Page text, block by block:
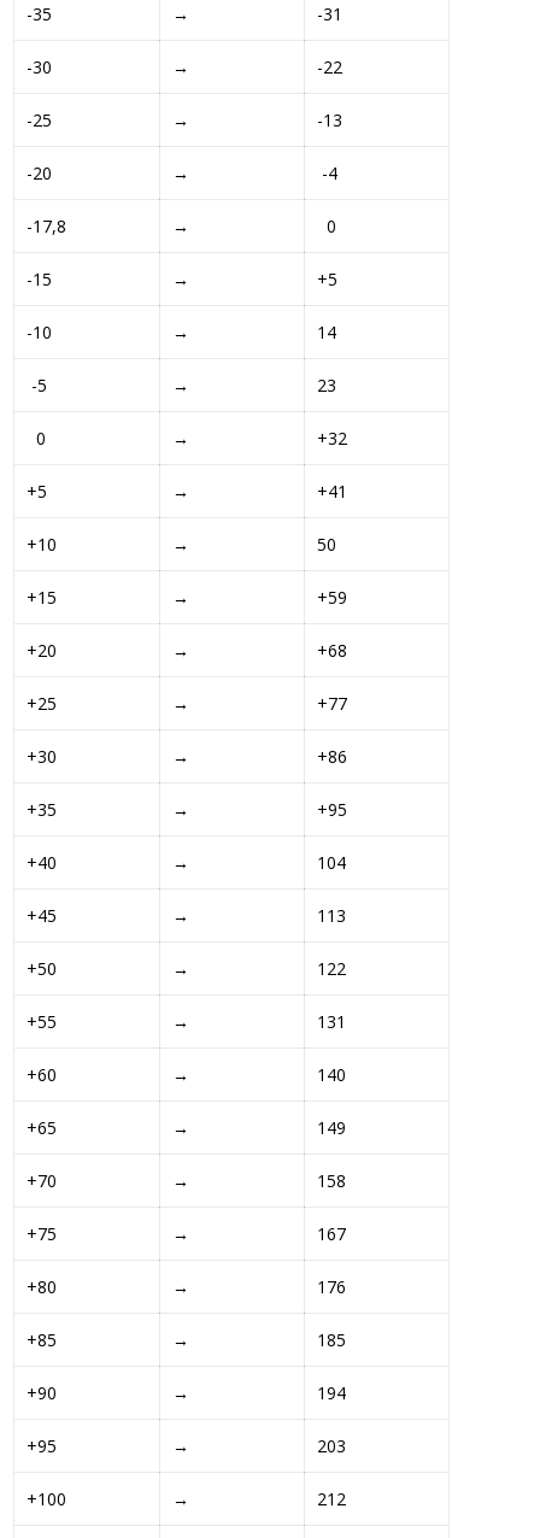
-35 → -31
-30 → -22
-25 → -13
-20 → -4
-17,8 → 0
-15 → +5
-10 → 14
-5 → 23
0 → +32
+5 → +41
+10 → 50
+15 → +59
+20 → +68
+25 → +77
+30 → +86
+35 → +95
+40 → 104
+45 → 113
+50 → 122
+55 → 131
+60 → 140
+65 → 149
+70 → 158
+75 → 167
+80 → 176
+85 → 185
+90 → 194
+95 → 203
+100 → 212